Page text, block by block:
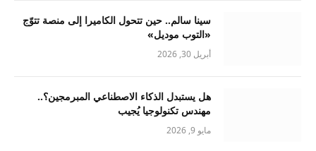
سينا سالم.. حين تتحول الكاميرا إلى منصة تتوّج
«التوب موديل»
أبريل 30, 2026
هل يستبدل الذكاء الاصطناعي المبرمجين؟..
مهندس تكنولوجيا يُجيب
مايو 9, 2026